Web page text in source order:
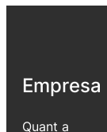
Empresa
Quant a